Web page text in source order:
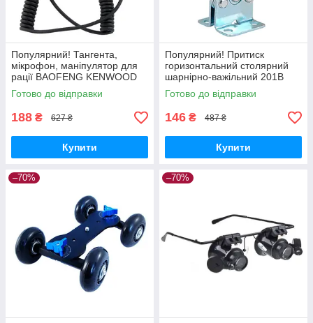
Популярний! Тангента,
мікрофон, маніпулятор для
рації BAOFENG KENWOOD
HYT WOUXUN TG-01 -
Краща якість тільки на
Готово до відправки
188 ₴ 627 ₴
Купити
Популярний! Притиск
горизонтальний столярний
шарнірно-важільний 201B
90кг - Краща якість тільки на
Nukleon.com.ua
Готово до відправки
146 ₴ 487 ₴
Купити
–70% –70%